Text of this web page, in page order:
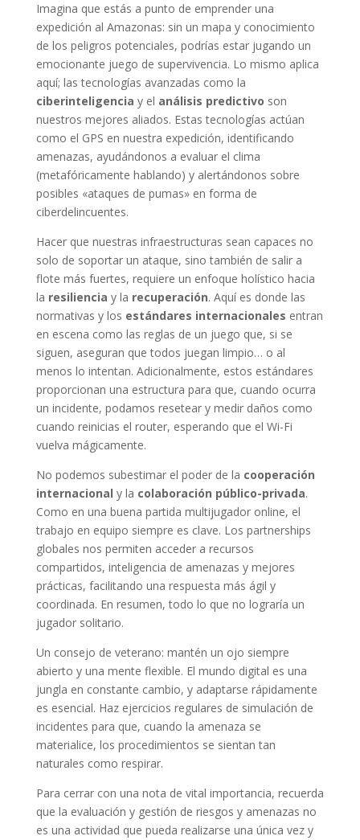
Imagina que estás a punto de emprender una
expedición al Amazonas: sin un mapa y conocimiento
de los peligros potenciales, podrías estar jugando un
emocionante juego de supervivencia. Lo mismo aplica
aquí; las tecnologías avanzadas como la
ciberinteligencia y el análisis predictivo son
nuestros mejores aliados. Estas tecnologías actúan
como el GPS en nuestra expedición, identificando
amenazas, ayudándonos a evaluar el clima
(metafóricamente hablando) y alertándonos sobre
posibles «ataques de pumas» en forma de
ciberdelincuentes.
Hacer que nuestras infraestructuras sean capaces no
solo de soportar un ataque, sino también de salir a
flote más fuertes, requiere un enfoque holístico hacia
la resiliencia y la recuperación. Aquí es donde las
normativas y los estándares internacionales entran
en escena como las reglas de un juego que, si se
siguen, aseguran que todos juegan limpio… o al
menos lo intentan. Adicionalmente, estos estándares
proporcionan una estructura para que, cuando ocurra
un incidente, podamos resetear y medir daños como
cuando reinicias el router, esperando que el Wi-Fi
vuelva mágicamente.
No podemos subestimar el poder de la cooperación
internacional y la colaboración público-privada.
Como en una buena partida multijugador online, el
trabajo en equipo siempre es clave. Los partnerships
globales nos permiten acceder a recursos
compartidos, inteligencia de amenazas y mejores
prácticas, facilitando una respuesta más ágil y
coordinada. En resumen, todo lo que no lograría un
jugador solitario.
Un consejo de veterano: mantén un ojo siempre
abierto y una mente flexible. El mundo digital es una
jungla en constante cambio, y adaptarse rápidamente
es esencial. Haz ejercicios regulares de simulación de
incidentes para que, cuando la amenaza se
materialice, los procedimientos se sientan tan
naturales como respirar.
Para cerrar con una nota de vital importancia, recuerda
que la evaluación y gestión de riesgos y amenazas no
es una actividad que pueda realizarse una única vez y